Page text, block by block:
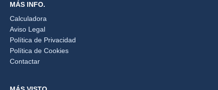
MÁS INFO.
Calculadora
Aviso Legal
Política de Privacidad
Política de Cookies
Contactar